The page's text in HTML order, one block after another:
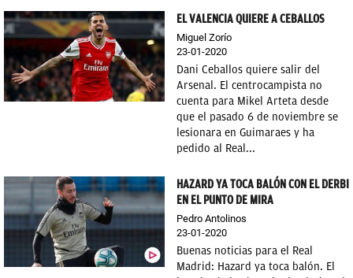
EL VALENCIA QUIERE A CEBALLOS
Miguel Zorío
23-01-2020
Dani Ceballos quiere salir del
Arsenal. El centrocampista no
cuenta para Mikel Arteta desde
que el pasado 6 de noviembre se
lesionara en Guimaraes y ha
pedido al Real...
HAZARD YA TOCA BALÓN CON EL DERBI
EN EL PUNTO DE MIRA
Pedro Antolinos
23-01-2020
Buenas noticias para el Real
Madrid: Hazard ya toca balón. El